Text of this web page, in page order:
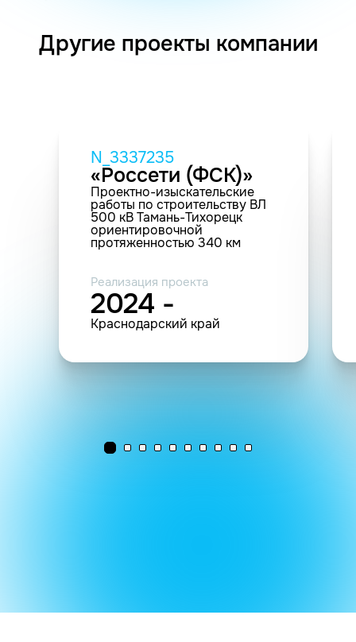
Другие проекты компании
N_3337235
«Россети (ФСК)»
Проектно-изыскательские
работы по строительству ВЛ
500 кВ Тамань-Тихорецк
ориентировочной
протяженностью 340 км
Реализация проекта
2024 -
Краснодарский край